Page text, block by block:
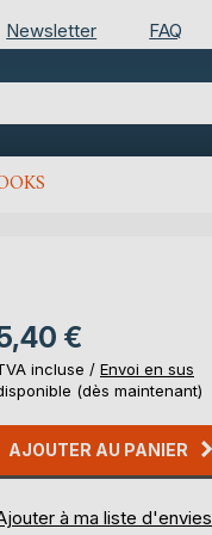
Newsletter FAQ
€
incluse / Envoi en sus
(dès maintenant)
AJOUTER AU PANIER
à ma liste d'envies